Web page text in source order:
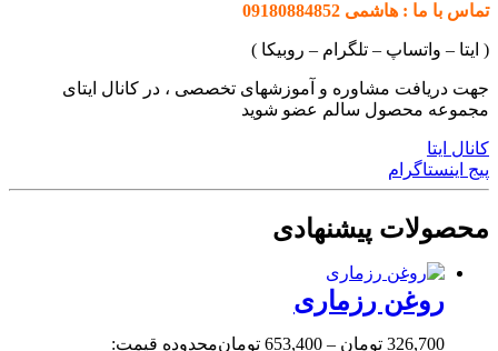
تماس با ما : هاشمی 09180884852
( ایتا – واتساپ – تلگرام – روبیکا )
جهت دریافت مشاوره و آموزشهای تخصصی ، در کانال ایتای
مجموعه محصول سالم عضو شوید
کانال ایتا
پیج اینستاگرام
محصولات پیشنهادی
روغن رزماری
326,700 تومان –
653,400 تومانمحدوده قیمت: